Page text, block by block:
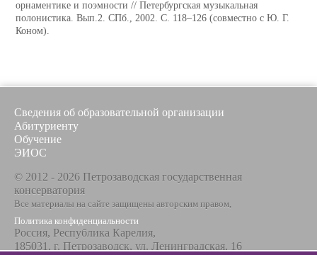
орнаментике и поэмности // Петербургская музыкальная
полонистика. Вып.2. СПб., 2002. С. 118–126 (совместно с Ю. Г.
Коном).
Сведения об образовательной организации
Абитуриенту
Обучение
ЭИОС
© 2012 - 2026 Петрозаводская государственная
консерватория
Все материалы на сайте защищены авторским правом,
Политика конфиденциальности
Россия, Республика Карелия,
185031, г. Петрозаводск, ул. Ленинградская, 16